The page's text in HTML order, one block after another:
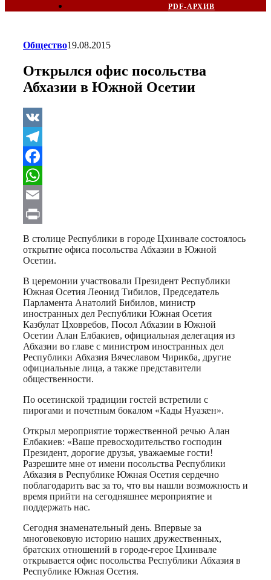
PDF-АРХИВ
Общество19.08.2015
Открылся офис посольства
Абхазии в Южной Осетии
VK
Telegram
Facebook
WhatsApp
Email
Print
В столице Республики в городе Цхинвале состоялось
открытие офиса посольства Абхазии в Южной
Осетии.
В церемонии участвовали Президент Республики
Южная Осетия Леонид Тибилов, Председатель
Парламента Анатолий Бибилов, министр
иностранных дел Республики Южная Осетия
Казбулат Цховребов, Посол Абхазии в Южной
Осетии Алан Елбакиев, официальная делегация из
Абхазии во главе с министром иностранных дел
Республики Абхазия Вячеславом Чирикба, другие
официальные лица, а также представители
общественности.
По осетинской традиции гостей встретили с
пирогами и почетным бокалом «Кады Нуазæн».
Открыл мероприятие торжественной речью Алан
Елбакиев: «Ваше превосходительство господин
Президент, дорогие друзья, уважаемые гости!
Разрешите мне от имени посольства Республики
Абхазия в Республике Южная Осетия сердечно
поблагодарить вас за то, что вы нашли возможность и
время прийти на сегодняшнее мероприятие и
поддержать нас.
Сегодня знаменательный день. Впервые за
многовековую историю наших дружественных,
братских отношений в городе-герое Цхинвале
открывается офис посольства Республики Абхазия в
Республике Южная Осетия.